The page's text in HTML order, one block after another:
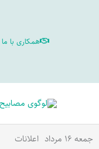
همکاری با ما
جمعه ۱۶ مرداد اعلانات